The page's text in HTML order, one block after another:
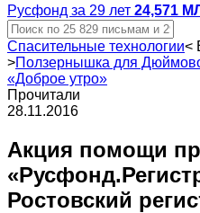
Русфонд за 29 лет 24,571
Спасительные технологии<
>Ползернышка для
«Доброе утро»
Прочитали
28.11.2016
Акция помощи
Ростовский